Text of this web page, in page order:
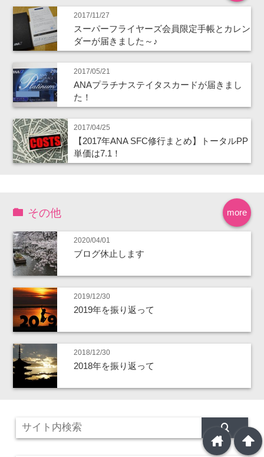
2017/11/27
スーパーフライヤーズ会員限定手帳とカレン
ダーが届きました～♪
2017/05/21
ANAプラチナステイタスカードが届きまし
た！
2017/04/25
【2017年ANA SFC修行まとめ】トータルPP
単価は7.1！
more
その他
2020/04/01
ブログ休止します
2019/12/30
2019年を振り返って
2018/12/30
2018年を振り返って
arrowup
home